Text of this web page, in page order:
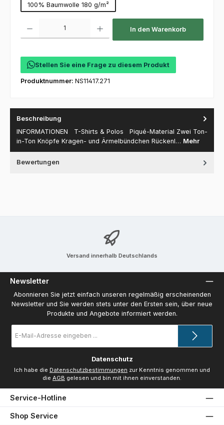
100% Baumwolle 180 g/m²
In den Warenkorb
Stellen Sie eine Frage zu diesem Produkt
Produktnummer: NS11417.271
Beschreibung
INFORMATIONEN T-Shirts & Polos Piqué-Material Zwei Ton-
in-Ton Knöpfe Kragen- und Ärmelbündchen Rückenl… Mehr
Bewertungen
Versand innerhalb Deutschlands
Newsletter
Abonnieren Sie jetzt einfach unseren regelmäßig erscheinenden
Newsletter und Sie werden stets unter den Ersten sein, über neue
Produkte und Angebote informiert werden.
Mail-
Datenschutz
Ich habe die Datenschutzbestimmungen zur Kenntnis genommen und
die AGB gelesen und bin mit ihnen einverstanden.
Service-Hotline
Shop Service